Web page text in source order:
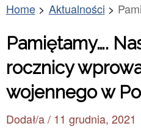
Home Aktualności
Pamiętamy….
rocznicy
wojennego w
Dodał/a / 11 grudnia, 2021